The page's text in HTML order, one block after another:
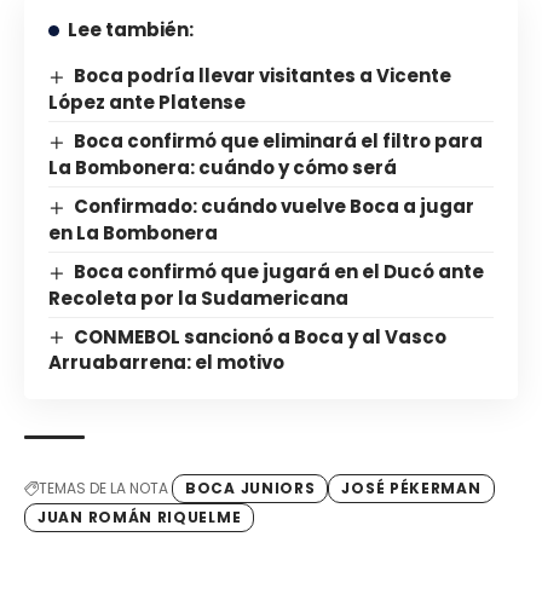
Lee también:
Boca podría llevar visitantes a Vicente
López ante Platense
Boca confirmó que eliminará el filtro para
La Bombonera: cuándo y cómo será
Confirmado: cuándo vuelve Boca a jugar
en La Bombonera
Boca confirmó que jugará en el Ducó ante
Recoleta por la Sudamericana
CONMEBOL sancionó a Boca y al Vasco
Arruabarrena: el motivo
TEMAS DE LA NOTA BOCA JUNIORS
JOSÉ PÉKERMAN
JUAN ROMÁN RIQUELME